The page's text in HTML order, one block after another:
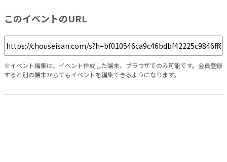
このイベントのURL
※イベント編集は、イベント作成した端末、ブラウザでのみ可能です。会員登録
すると別の端末からでもイベントを編集できるようになります。